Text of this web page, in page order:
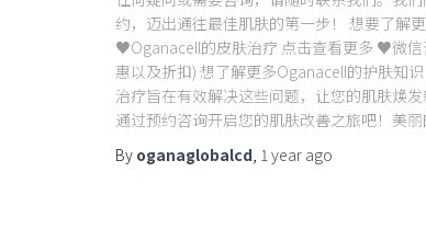
约，迈出通往最佳肌肤的第一步！ 想要了解
♥Oganacell的皮肤治疗 点击查看更多 ♥微
惠以及折扣) 想了解更多Oganacell的护肤知
治疗旨在有效解决这些问题，让您的肌肤焕
通过预约咨询开启您的肌肤改善之旅吧！美丽
By oganaglobalcd, 1 yearago